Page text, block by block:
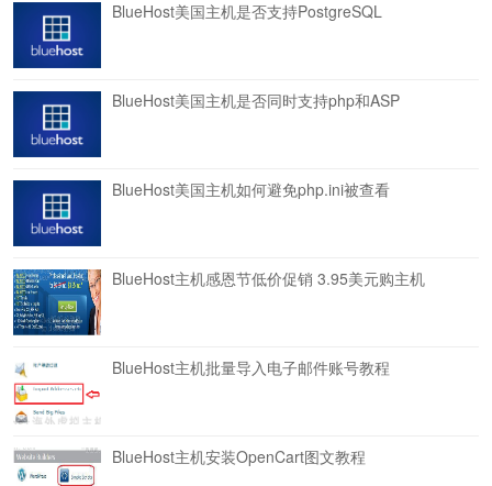
BlueHost美国主机是否支持PostgreSQL
BlueHost美国主机是否同时支持php和ASP
BlueHost美国主机如何避免php.ini被查看
BlueHost主机感恩节低价促销 3.95美元购主机
BlueHost主机批量导入电子邮件账号教程
BlueHost主机安装OpenCart图文教程